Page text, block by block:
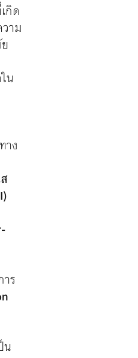
กิด
าม
น
าง
ร
น